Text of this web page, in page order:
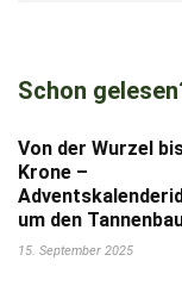
Schon
Von der Wurzel
Krone –
um den
15. September 2025